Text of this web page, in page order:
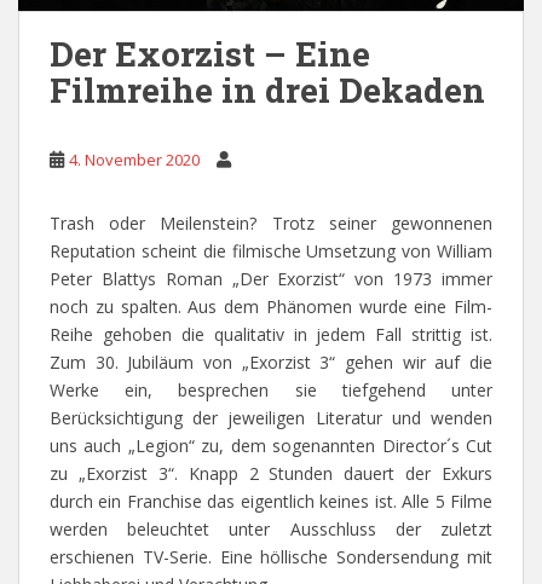
Der Exorzist – Eine
Filmreihe in drei Dekaden
4. November 2020
Trash oder Meilenstein? Trotz seiner gewonnenen
Reputation scheint die filmische Umsetzung von William
Peter Blattys Roman „Der Exorzist“ von 1973 immer
noch zu spalten. Aus dem Phänomen wurde eine Film-
Reihe gehoben die qualitativ in jedem Fall strittig ist.
Zum 30. Jubiläum von „Exorzist 3“ gehen wir auf die
Werke ein, besprechen sie tiefgehend unter
Berücksichtigung der jeweiligen Literatur und wenden
uns auch „Legion“ zu, dem sogenannten Director´s Cut
zu „Exorzist 3“. Knapp 2 Stunden dauert der Exkurs
durch ein Franchise das eigentlich keines ist. Alle 5 Filme
werden beleuchtet unter Ausschluss der zuletzt
erschienen TV-Serie. Eine höllische Sondersendung mit